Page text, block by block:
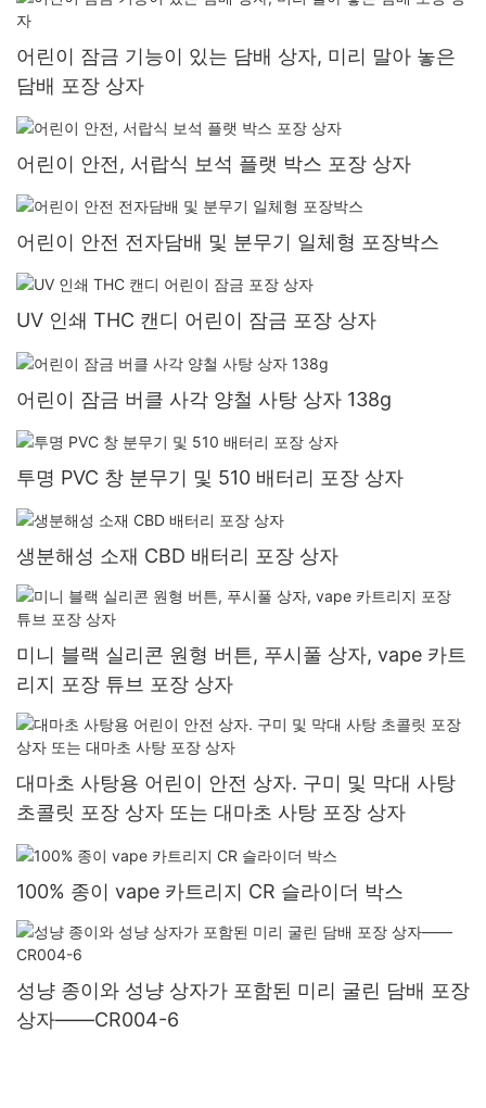
어린이 잠금 기능이 있는 담배 상자, 미리 말아 놓은
담배 포장 상자
어린이 안전, 서랍식 보석 플랫 박스 포장 상자
어린이 안전 전자담배 및 분무기 일체형 포장박스
UV 인쇄 THC 캔디 어린이 잠금 포장 상자
어린이 잠금 버클 사각 양철 사탕 상자 138g
투명 PVC 창 분무기 및 510 배터리 포장 상자
생분해성 소재 CBD 배터리 포장 상자
미니 블랙 실리콘 원형 버튼, 푸시풀 상자, vape 카트
리지 포장 튜브 포장 상자
대마초 사탕용 어린이 안전 상자. 구미 및 막대 사탕
초콜릿 포장 상자 또는 대마초 사탕 포장 상자
100% 종이 vape 카트리지 CR 슬라이더 박스
성냥 종이와 성냥 상자가 포함된 미리 굴린 담배 포장
상자——CR004-6